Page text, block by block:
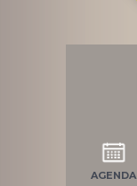
AGENDA